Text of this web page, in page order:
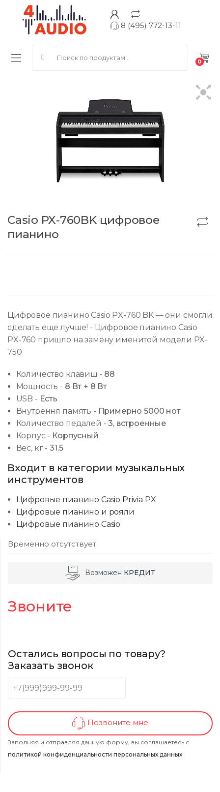
8 (495) 772-13-11
0
Casio PX-760BK цифровое
пианино
Цифровое пианино Casio PX-760 BK — они смогли
сделать еще лучше! - Цифровое пианино Casio
PX-760 пришло на замену именитой модели PX-
750
Количество клавиш - 88
Мощность - 8 Вт + 8 Вт
USB - Есть
Внутрення память - Примерно 5000 нот
Количество педалей -3, встроенные
Корпус - Корпусный
Вес, кг -31.5
Входит в категории музыкальных
инструментов
Цифровые пианино Casio Privia PX
Цифровые пианино и рояли
Цифровые пианино Casio
Временно отсутствует
Возможен КРЕДИТ
Звоните
Остались вопросы по товару?
Заказать звонок
Позвоните мне
Заполняя и отправляя данную форму, вы соглашаетесь с
политикой конфиденциальности персональных данных